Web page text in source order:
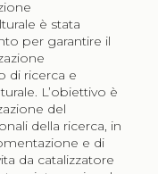
è stata
per garantire il
di ricerca e
L’obiettivo è
del
della ricerca, in
e di
da catalizzatore